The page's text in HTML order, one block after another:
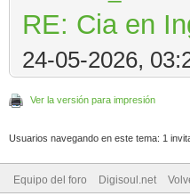
RE: Cia en
24-05-2026,
Ver la versión para impresión
Usuarios navegando en este tema: 1
Equipo del foro Digisoul.net